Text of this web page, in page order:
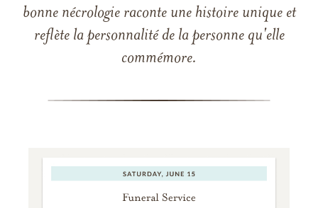
bonne nécrologie raconte une histoire unique et
reflète la personnalité de la personne qu'elle
commémore.